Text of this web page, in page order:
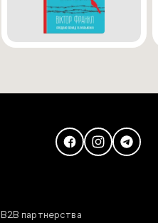
В2В партнерства